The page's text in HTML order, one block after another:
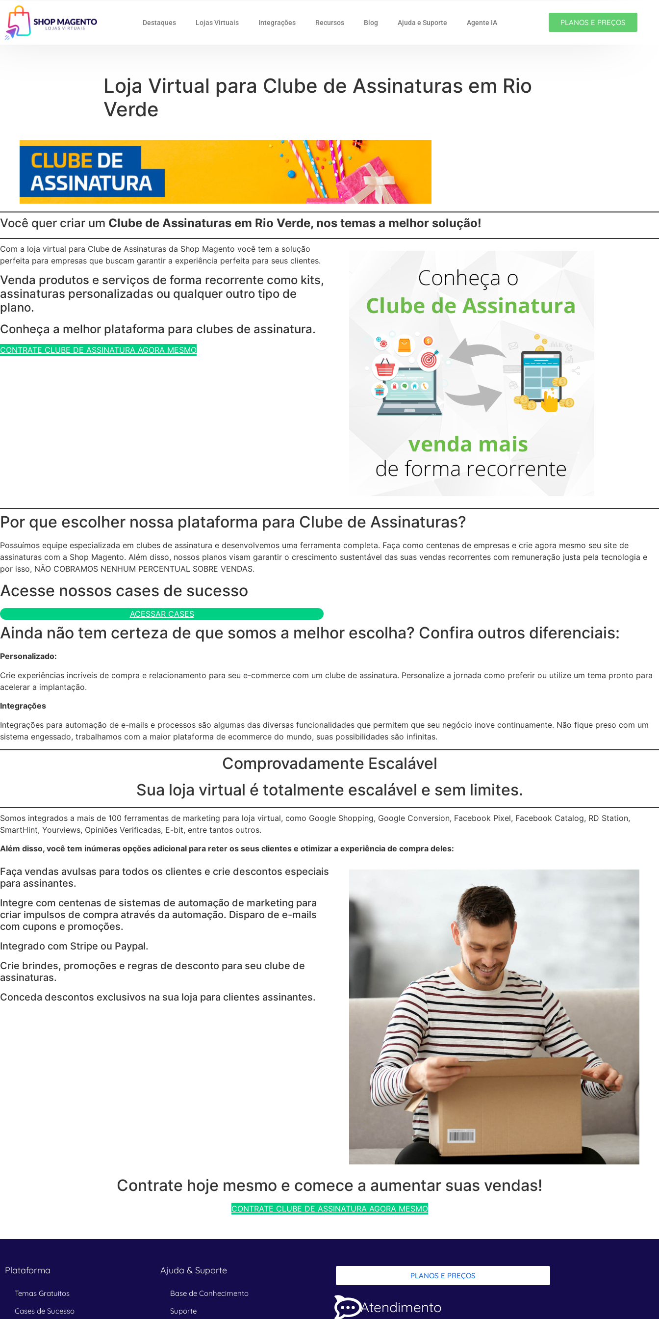
Destaques Lojas Virtuais Integrações Recursos Blog Ajuda e Suporte Agente IA PLANOS E PREÇOS
Loja Virtual para Clube de Assinaturas em Rio
Verde
Você quer criar um Clube de Assinaturas em Rio Verde, nos temas a melhor solução!
Com a loja virtual para Clube de Assinaturas da Shop Magento você tem a solução
perfeita para empresas que buscam garantir a experiência perfeita para seus clientes.
Venda produtos e serviços de forma recorrente como kits,
assinaturas personalizadas ou qualquer outro tipo de
plano.
Conheça a melhor plataforma para clubes de assinatura.
CONTRATE CLUBE DE ASSINATURA AGORA MESMO
Por que escolher nossa plataforma para Clube de Assinaturas?
Possuímos equipe especializada em clubes de assinatura e desenvolvemos uma ferramenta completa. Faça como centenas de empresas e crie agora mesmo seu site de
assinaturas com a Shop Magento. Além disso, nossos planos visam garantir o crescimento sustentável das suas vendas recorrentes com remuneração justa pela tecnologia e
por isso, NÃO COBRAMOS NENHUM PERCENTUAL SOBRE VENDAS.
Acesse nossos cases de sucesso
ACESSAR CASES
Ainda não tem certeza de que somos a melhor escolha? Confira outros diferenciais:
Personalizado:
Crie experiências incríveis de compra e relacionamento para seu e-commerce com um clube de assinatura. Personalize a jornada como preferir ou utilize um tema pronto para
acelerar a implantação.
Integrações
Integrações para automação de e-mails e processos são algumas das diversas funcionalidades que permitem que seu negócio inove continuamente. Não fique preso com um
sistema engessado, trabalhamos com a maior plataforma de ecommerce do mundo, suas possibilidades são infinitas.
Comprovadamente Escalável
Sua loja virtual é totalmente escalável e sem limites.
Somos integrados a mais de 100 ferramentas de marketing para loja virtual, como Google Shopping, Google Conversion, Facebook Pixel, Facebook Catalog, RD Station,
SmartHint, Yourviews, Opiniões Verificadas, E-bit, entre tantos outros.
Além disso, você tem inúmeras opções adicional para reter os seus clientes e otimizar a experiência de compra deles:
Faça vendas avulsas para todos os clientes e crie descontos especiais
para assinantes.
Integre com centenas de sistemas de automação de marketing para
criar impulsos de compra através da automação. Disparo de e-mails
com cupons e promoções.
Integrado com Stripe ou Paypal.
Crie brindes, promoções e regras de desconto para seu clube de
assinaturas.
Conceda descontos exclusivos na sua loja para clientes assinantes.
Contrate hoje mesmo e comece a aumentar suas vendas!
CONTRATE CLUBE DE ASSINATURA AGORA MESMO
Plataforma
Temas Gratuitos
Cases de Sucesso
Ajuda & Suporte
Base de Conhecimento
Suporte
PLANOS E PREÇOS
Atendimento